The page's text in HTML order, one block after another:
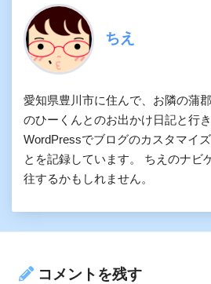
ちえ
愛知県豊川市に住んで、お隣の蒲
のひーくんとのお出かけ日記と行
WordPressでブログのカスタマイ
とを記録しています。 ちえのナビ
往するかもしれません。
コメントを残す